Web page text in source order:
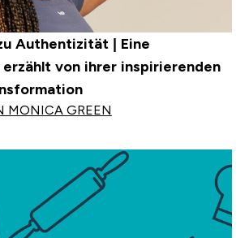
Authentizität | Eine
von ihrer inspirierenden
MONICA GREEN